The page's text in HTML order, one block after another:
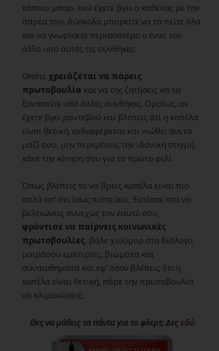
κάποιο μπαρ, ενώ έχετε βγει ο καθένας με την
παρέα του, δύσκολα μπορείτε να τα πείτε όλα
και να γνωρίσετε περισσότερο ο ένας τον
άλλο υπό αυτές τις συνθήκες.
Οπότε χρειάζεται να πάρεις
πρωτοβουλία και να της ζητήσεις να τα
ξαναπείτε υπό άλλες συνθήκες. Ομοίως, αν
έχετε βγει ραντεβού και βλέπεις ότι η κοπέλα
είναι θετική, ενδιαφέρεται και νιώθει άνετα
μαζί σου, μην περιμένεις την ιδανική στιγμή,
κάνε την κίνηση σου για το πρώτο φιλί.
Όπως βλέπεις το να βρεις κοπέλα είναι πιο
απλό απ’ ότι ίσως πιστεύεις. Εστίασε στο να
βελτιώνεις συνεχώς τον εαυτό σου,
φρόντισε να παίρνεις κοινωνικές
πρωτοβουλίες, βάλε χιούμορ στο διάλογο,
μοιράσου εμπειρίες, βιώματα και
συναισθήματα και εφ’ όσον βλέπεις ότι η
κοπέλα είναι θετική, πάρε την πρωτοβουλία
να κλιμακώσεις.
Θες να μάθεις τα πάντα για το φλερτ; Δες εδώ